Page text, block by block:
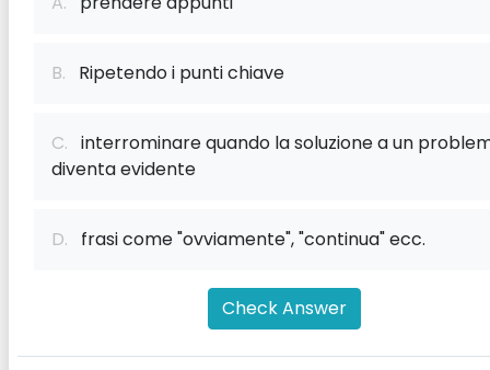
B. Ripetendo i punti chiave
C. interrominare quando la soluzione a un
diventa evidente
D. frasi come "ovviamente", "continua" ecc.
Check Answer